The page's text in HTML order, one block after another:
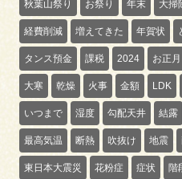
秋葉山祭り お祭り 年末 大掃
経費削減 増えてきた 年賀状
タンス預金 課税 2024 お正月
大寒 乾燥 火事 金額 LDK
いつまで 湿度 勾配天井 結露
最高気温 断熱 吹抜け 地震
東日本大震災 花粉症 症状 階